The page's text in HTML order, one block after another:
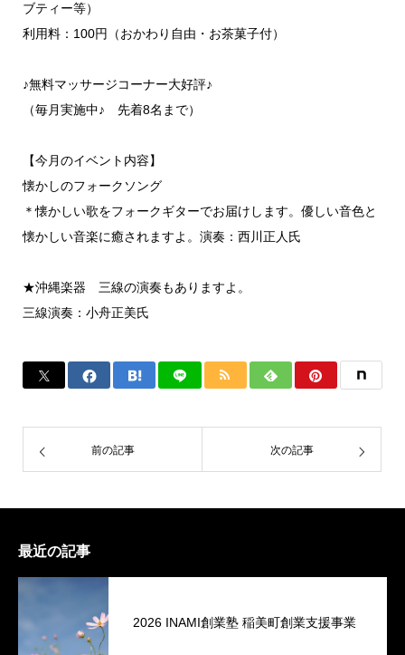
ブティー等）
利用料：100円（おかわり自由・お茶菓子付）
♪無料マッサージコーナー大好評♪
（毎月実施中♪ 先着8名まで）
【今月のイベント内容】
懐かしのフォークソング
＊懐かしい歌をフォークギターでお届けします。優しい音色と
懐かしい音楽に癒されますよ。演奏：西川正人氏
★沖縄楽器 三線の演奏もありますよ。
三線演奏：小舟正美氏
前の記事 次の記事
最近の記事
2026 INAMI創業塾 稲美町創業支援事業